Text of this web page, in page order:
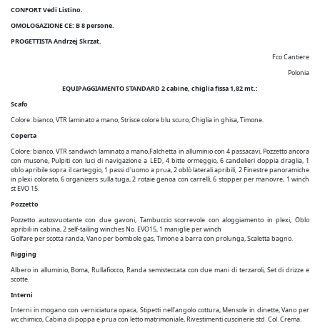
CONFORT Vedi Listino.
OMOLOGAZIONE CE: B 8persone.
PROGETTISTA Andrzej Skrzat.
Fco Cantiere
Polonia
EQUIPAGGIAMENTO STANDARD 2 cabine, chiglia fissa 1,82 mt.:
Scafo
Colore: bianco, VTR laminato a mano, Strisce colore blu scuro, Chiglia in ghisa, Timone.
Coperta
Colore: bianco, VTR sandwich laminato a mano,Falchetta in alluminio con 4 passacavi, Pozzetto ancora
con musone, Pulpiti con luci di navigazione a LED, 4 bitte ormeggio, 6 candelieri doppia draglia, 1
oblo apribile sopra il carteggio, 1 passi d'uomo a prua, 2 oblò laterali apribili, 2 Finestre panoramiche
in plexi colorato, 6 organizers sulla tuga, 2 rotaie genoa con carrelli, 6 stopper per manovre, 1 winch
st EVO 15.
Pozzetto
Pozzetto autosvuotante con due gavoni, Tambuccio scorrevole con aloggiamento in plexi, Oblo
apribili in cabina, 2 self-tailing winches No. EVO15, 1 maniglie per winch
Golfare per scotta randa, Vano per bombole gas, Timone a barra con prolunga, Scaletta bagno.
Rigging
Albero in alluminio, Boma, Rullafiocco, Randa semisteccata con due mani di terzaroli, Set di drizze e
scotte.
Interni
Interni in mogano con verniciatura opaca, Stipetti nell'angolo cottura, Mensole in dinette, Vano per
wc chimico, Cabina di poppa e prua con letto matrimoniale, Rivestimenti cuscinerie std. Col. Crema.